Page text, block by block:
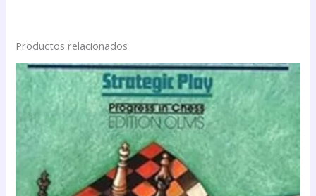
Productos relacionados